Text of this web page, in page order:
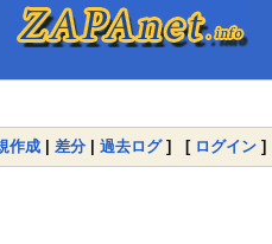
作成 | 差分 | 過去ログ] [ ログイン ]